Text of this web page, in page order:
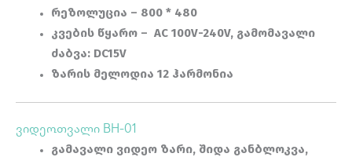
რეზოლუცია – 800 * 480
კვების წყარო – AC 100V-240V, გამომავალი
ძაბვა: DC15V
ზარის მელოდია 12 ჰარმონია
ვიდეოთვალი BH-01
გამავალი ვიდეო ზარი, შიდა განბლოკვა,